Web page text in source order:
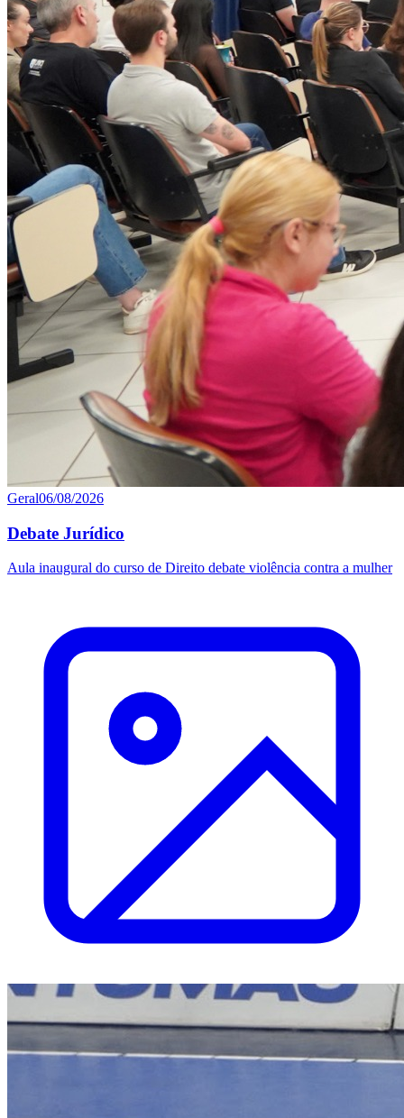
Geral06/08/2026
Debate Jurídico
Aula inaugural do curso de Direito debate violência contra a mulher